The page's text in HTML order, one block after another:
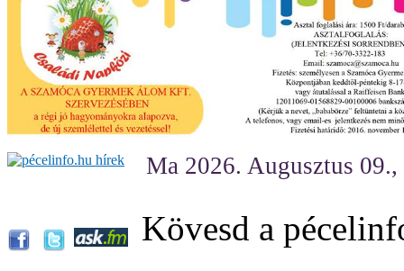
Ma 2026. Augusztus
Kövesd a